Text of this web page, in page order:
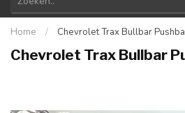
Home / Chevrolet Trax Bullbar
Chevrolet Trax Bullbar